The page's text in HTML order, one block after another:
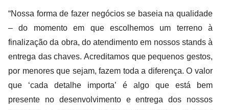
“Nossa forma de fazer negócios se baseia na qualidade
– do momento em que escolhemos um terreno à
finalização da obra, do atendimento em nossos stands à
entrega das chaves. Acreditamos que pequenos gestos,
por menores que sejam, fazem toda a diferença. O valor
que ‘cada detalhe importa’ é algo que está bem
presente no desenvolvimento e entrega dos nossos